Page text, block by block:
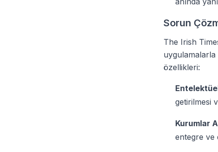
Sorun
The Irish
uygulamalarla
özellikleri:
getirilmesi
Kurumlar
entegre ve